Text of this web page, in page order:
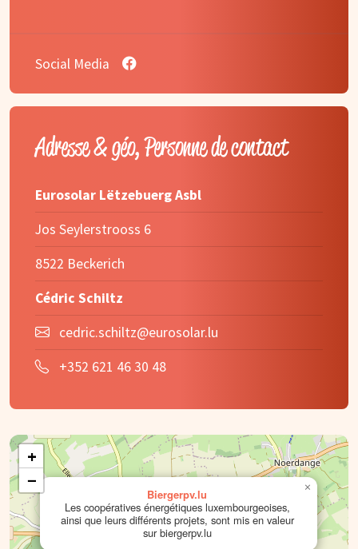
Social Media
Adresse & géo, Personne de contact
Eurosolar Lëtzebuerg Asbl
Jos Seylerstrooss 6
8522 Beckerich
Cédric Schiltz
cedric.schiltz@eurosolar.lu
+352 621 46 30 48
Biergerpv.lu
Les coopératives énergétiques luxembourgeoises,
ainsi que leurs différents projets, sont mis en valeur
sur biergerpv.lu
×
+
−